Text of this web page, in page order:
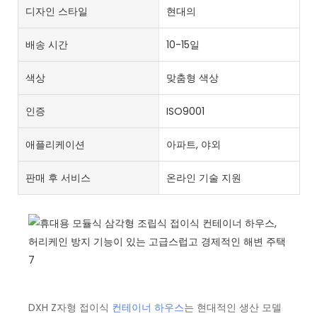
디자인 스타일 현대의
배송 시간 10-15일
색상 맞춤형 색상
인증 ISO9001
애플리케이션 아파트, 야외
판매 후 서비스 온라인 기술 지원
DXH Z자형 접이식 컨테이너 하우스는 현대적인 생산 모델